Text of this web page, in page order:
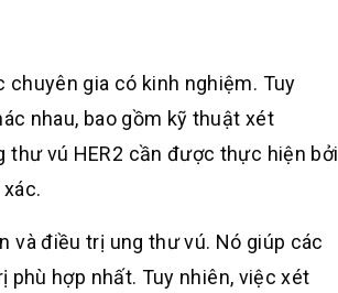
chuyên gia có kinh nghiệm. Tuy
nhau, bao gồm kỹ thuật xét
thư vú HER2 cần được thực hiện bởi
và điều trị ung thư vú. Nó giúp các
phù hợp nhất. Tuy nhiên, việc xét